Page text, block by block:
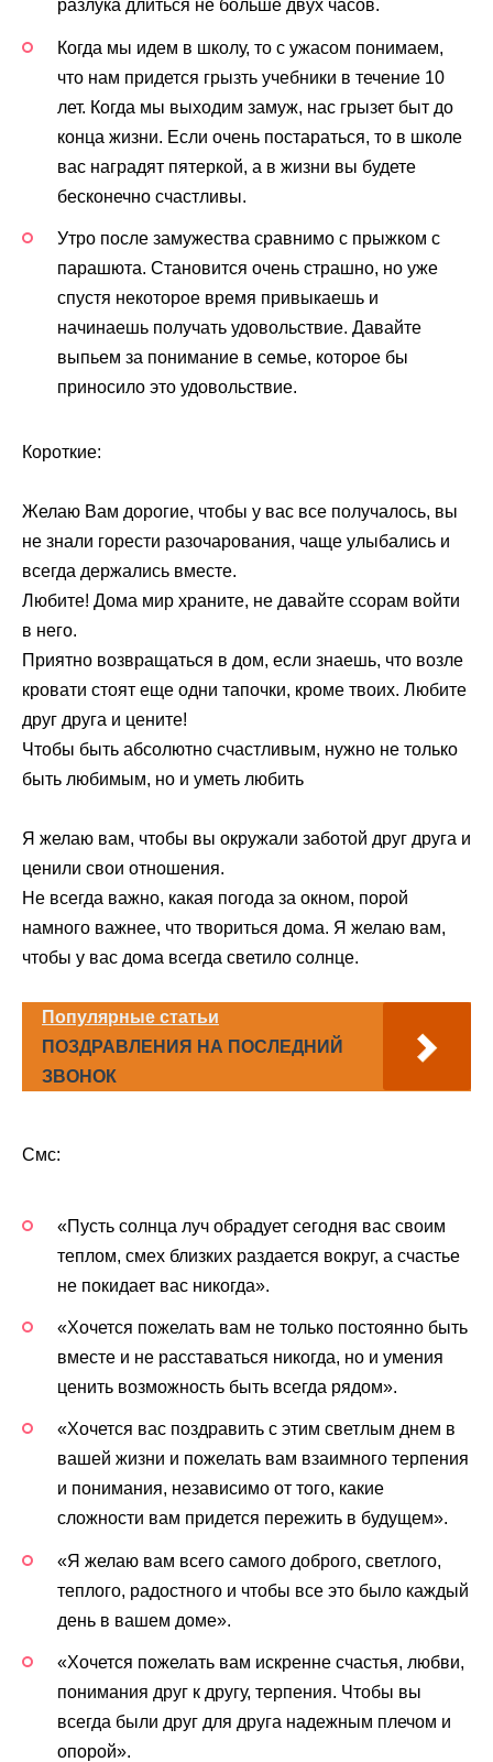
разлука длиться не больше двух часов.
Когда мы идем в школу, то с ужасом понимаем,
что нам придется грызть учебники в течение 10
лет. Когда мы выходим замуж, нас грызет быт до
конца жизни. Если очень постараться, то в школе
вас наградят пятеркой, а в жизни вы будете
бесконечно счастливы.
Утро после замужества сравнимо с прыжком с
парашюта. Становится очень страшно, но уже
спустя некоторое время привыкаешь и
начинаешь получать удовольствие. Давайте
выпьем за понимание в семье, которое бы
приносило это удовольствие.
Короткие:
Желаю Вам дорогие, чтобы у вас все получалось, вы
не знали горести разочарования, чаще улыбались и
всегда держались вместе.
Любите! Дома мир храните, не давайте ссорам войти
в него.
Приятно возвращаться в дом, если знаешь, что возле
кровати стоят еще одни тапочки, кроме твоих. Любите
друг друга и цените!
Чтобы быть абсолютно счастливым, нужно не только
быть любимым, но и уметь любить
Я желаю вам, чтобы вы окружали заботой друг друга и
ценили свои отношения.
Не всегда важно, какая погода за окном, порой
намного важнее, что твориться дома. Я желаю вам,
чтобы у вас дома всегда светило солнце.
Популярные статьи
ПОЗДРАВЛЕНИЯ НА ПОСЛЕДНИЙ
ЗВОНОК
Смс:
«Пусть солнца луч обрадует сегодня вас своим
теплом, смех близких раздается вокруг, а счастье
не покидает вас никогда».
«Хочется пожелать вам не только постоянно быть
вместе и не расставаться никогда, но и умения
ценить возможность быть всегда рядом».
«Хочется вас поздравить с этим светлым днем в
вашей жизни и пожелать вам взаимного терпения
и понимания, независимо от того, какие
сложности вам придется пережить в будущем».
«Я желаю вам всего самого доброго, светлого,
теплого, радостного и чтобы все это было каждый
день в вашем доме».
«Хочется пожелать вам искренне счастья, любви,
понимания друг к другу, терпения. Чтобы вы
всегда были друг для друга надежным плечом и
опорой».